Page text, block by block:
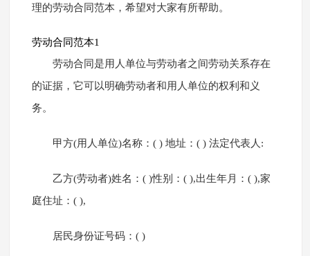
理的劳动合同范本，希望对大家有所帮助。
劳动合同范本1
劳动合同是用人单位与劳动者之间劳动关系存在
的证据，它可以明确劳动者和用人单位的权利和义
务。
甲方(用人单位)名称：( ) 地址：( ) 法定代表人:
乙方(劳动者)姓名：( )性别：( ),出生年月：( ),家
庭住址：( ),
居民身份证号码：( )